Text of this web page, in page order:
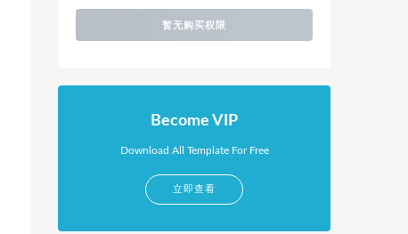
暂无购买权限
Become VIP
Download All Template For Free
立即查看